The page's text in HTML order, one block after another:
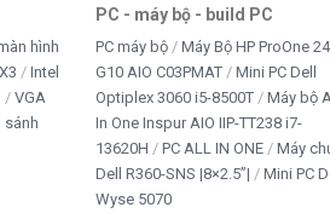
hình
Intel
VGA
sánh
PC - máy bộ - build PC
PC máy bộ
Máy Bộ HP ProOne
G10 AIO C03PMAT
Mini PC Dell
Optiplex 3060 i5-8500T
Máy bộ
In One Inspur AIO IIP-TT238 i7-
13620H
PC ALL IN ONE
Máy
Dell R360-SNS |8×2.5”|
Mini PC
Wyse 5070